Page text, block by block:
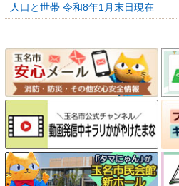
人口と世帯 令和8年1月末日現在